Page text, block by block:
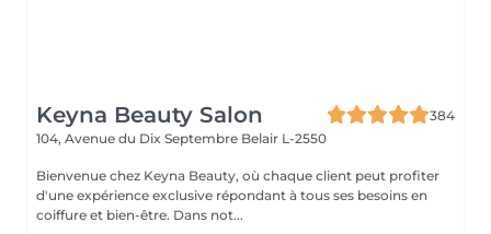
Keyna Beauty Salon
384
104, Avenue du Dix Septembre Belair L-2550
Bienvenue chez Keyna Beauty, où chaque client peut profiter
d'une expérience exclusive répondant à tous ses besoins en
coiffure et bien-être. Dans not...